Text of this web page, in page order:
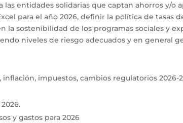
entidades solidarias que captan ahorros y/o
para el año 2026, definir la política de tasas
la sostenibilidad de los programas sociales y
niveles de riesgo adecuados y en general
impuestos, cambios regulatorios 2026-
y gastos para 2026